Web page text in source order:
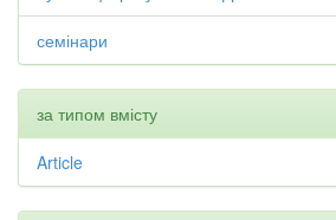
семінари
за типом вмісту
Article